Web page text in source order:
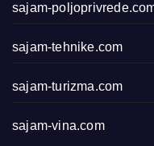
sajam-
sajam-tehnike.com
sajam-turizma.com
sajam-vina.com